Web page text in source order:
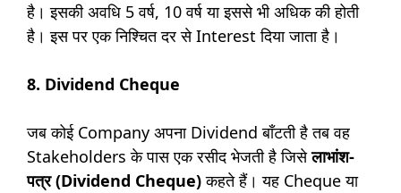
है। इसकी अवधि 5 वर्ष, 10 वर्ष या इससे भी अधिक की होती
है। इस पर एक निश्चित दर से Interest दिया जाता है।
8. Dividend Cheque
जब कोई Company अपना Dividend बाँटती है तब वह
Stakeholders के पास एक रसीद भेजती है जिसेलाभांश-
पत्र (Dividend Cheque)कहते हैं। यह Cheque या